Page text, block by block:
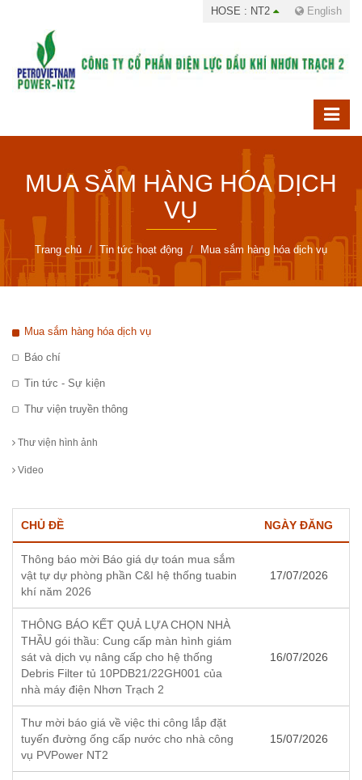
HOSE : NT2 English
MUA SẮM HÀNG HÓA DỊCH
VỤ
Trang chủ Tin tức hoạt động Mua sắm hàng hóa dịch vụ
Mua sắm hàng hóa dịch vụ
Báo chí
Tin tức - Sự kiện
Thư viện truyền thông
Thư viện hình ảnh
Video
CHỦ ĐỀ NGÀY ĐĂNG
Thông báo mời Báo giá dự toán mua sắm
vật tự dự phòng phần C&I hệ thống tuabin
khí năm 2026
17/07/2026
THÔNG BÁO KẾT QUẢ LỰA CHỌN NHÀ
THẦU gói thầu: Cung cấp màn hình giám
sát và dịch vụ nâng cấp cho hệ thống
Debris Filter tủ 10PDB21/22GH001 của
nhà máy điện Nhơn Trạch 2
16/07/2026
Thư mời báo giá về việc thi công lắp đặt
tuyến đường ống cấp nước cho nhà công
vụ PVPower NT2
15/07/2026